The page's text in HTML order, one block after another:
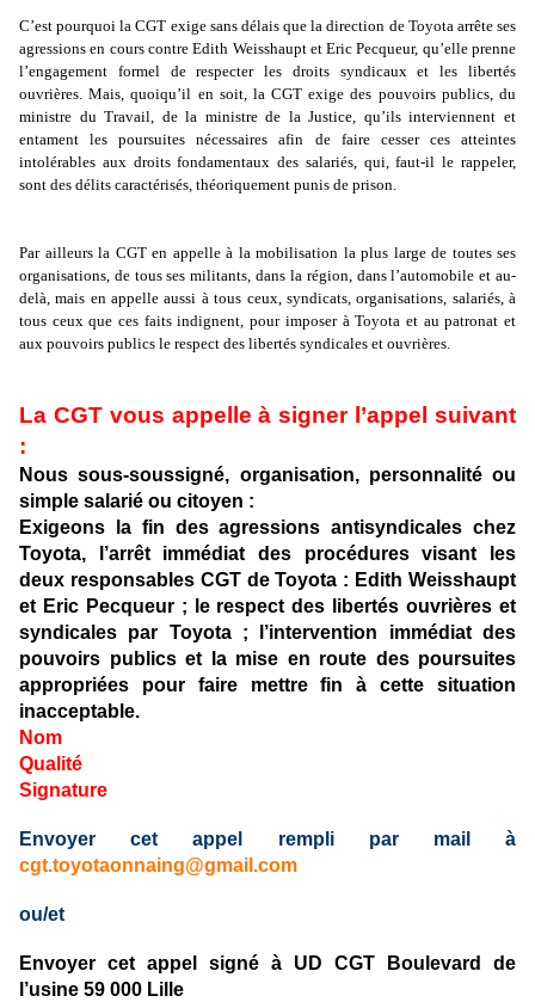
C’est pourquoi la CGT exige sans délais que la direction de Toyota arrête ses
agressions en cours contre Edith Weisshaupt et Eric Pecqueur, qu’elle prenne
l’engagement formel de respecter les droits syndicaux et les libertés
ouvrières. Mais, quoiqu’il en soit, la CGT exige des pouvoirs publics, du
ministre du Travail, de la ministre de la Justice, qu’ils interviennent et
entament les poursuites nécessaires afin de faire cesser ces atteintes
intolérables aux droits fondamentaux des salariés, qui, faut-il le rappeler,
sont des délits caractérisés, théoriquement punis de prison.
Par ailleurs la CGT en appelle à la mobilisation la plus large de toutes ses
organisations, de tous ses militants, dans la région, dans l’automobile et au-
delà, mais en appelle aussi à tous ceux, syndicats, organisations, salariés, à
tous ceux que ces faits indignent, pour imposer à Toyota et au patronat et
aux pouvoirs publics le respect des libertés syndicales et ouvrières.
La CGT vous appelle à signer l’appel suivant
:
Nous sous-soussigné, organisation, personnalité ou
simple salarié ou citoyen :
Exigeons la fin des agressions antisyndicales chez
Toyota, l’arrêt immédiat des procédures visant les
deux responsables CGT de Toyota : Edith Weisshaupt
et Eric Pecqueur ; le respect des libertés ouvrières et
syndicales par Toyota ; l’intervention immédiat des
pouvoirs publics et la mise en route des poursuites
appropriées pour faire mettre fin à cette situation
inacceptable.
Nom
Qualité
Signature
Envoyer cet appel rempli par mail à
cgt.toyotaonnaing@gmail.com
ou/et
Envoyer cet appel signé à UD CGT Boulevard de
l’usine 59 000 Lille